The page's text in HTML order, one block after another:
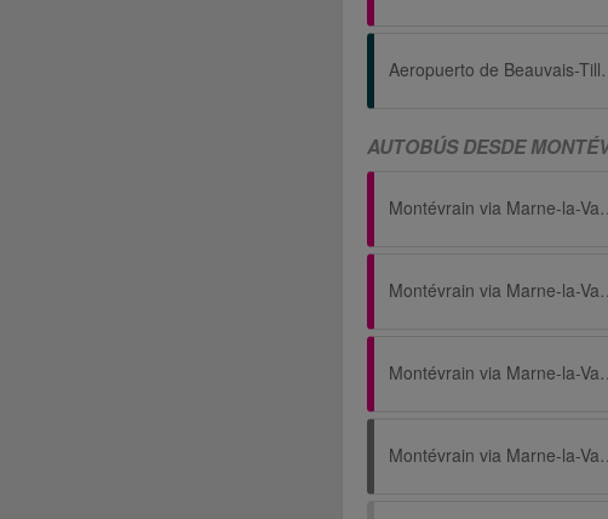
AUTOBÚS DESDE